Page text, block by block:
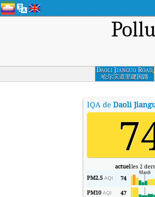
Daoli Jianguo Road,
Haerbin
哈尔滨道里建国路
IQA de Daoli
actuelles 2
PM2.5 AQI 74
PM10 AQI 47